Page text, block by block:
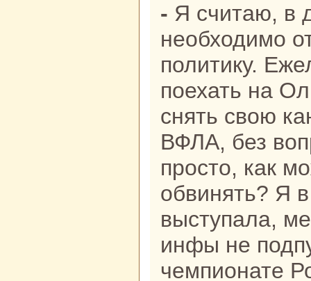
- Я считаю, в данном надпись
необходимо
политику.
поехать на
снять свою
ВФЛА, без
просто, как
обвинять? Я
выступала,
инфы не
чемпионате